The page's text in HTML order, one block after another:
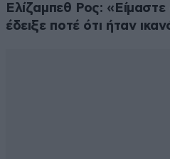
Ελίζαμπεθ Ρος:
έδειξε ποτέ ότι ήταν